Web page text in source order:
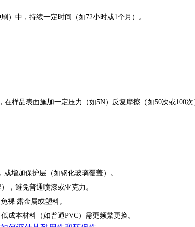
中，持续一定时间（如72小时或1个月）。
样品表面施加一定压力（如5N）反复摩擦（如50次或100次
增加保护层（如钢化玻璃覆盖）。
避免普通喷漆或亚克力。
裸 露金属或塑料。
本材料（如普通PVC）需更频繁更换。